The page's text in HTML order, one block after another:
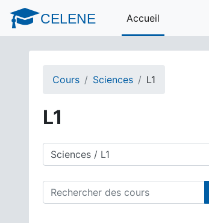
Passer au contenu principal
CELENE Accueil
Cours Sciences L1
L1
Catégories de cours
Rechercher des cours